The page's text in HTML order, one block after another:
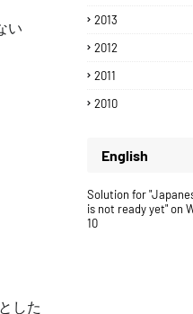
い
した
2013
2012
2011
2010
English
Solution for
is not ready yet" on
10